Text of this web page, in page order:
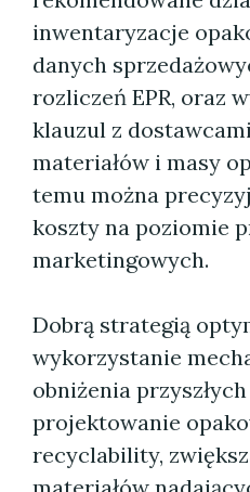
inwentaryzacje
danych
rozliczeń EPR, oraz
klauzul z
materiałów i masy
temu można
koszty na poziomie
marketingowych.
Dobrą strategią
wykorzystanie
obniżenia przyszłych
projektowanie
recyclability,